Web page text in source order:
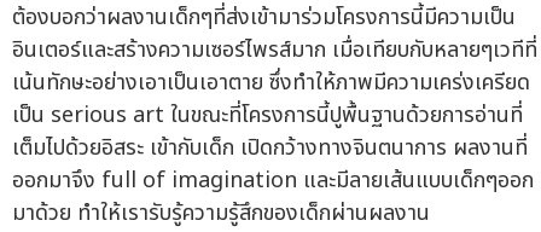
ต้องบอกว่าผลงานเด็กๆที่ส่งเข้ามาร่วมโครงการนี้มีความเป็น
อินเตอร์และสร้างความเซอร์ไพรส์มาก เมื่อเทียบกับหลายๆเวทีที่
เน้นทักษะอย่างเอาเป็นเอาตาย ซึ่งทำให้ภาพมีความเคร่งเครียด
เป็น serious art ในขณะที่โครงการนี้ปูพื้นฐานด้วยการอ่านที่
เต็มไปด้วยอิสระ เข้ากับเด็ก เปิดกว้างทางจินตนาการ ผลงานที่
ออกมาจึง full of imagination และมีลายเส้นแบบเด็กๆออก
มาด้วย ทำให้เรารับรู้ความรู้สึกของเด็กผ่านผลงาน